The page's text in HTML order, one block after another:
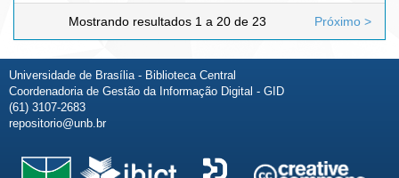
Mostrando resultados 1 a 20 de 23 Próximo >
Universidade de Brasília - Biblioteca Central
Coordenadoria de Gestão da Informação Digital - GID
(61) 3107-2683
repositorio@unb.br